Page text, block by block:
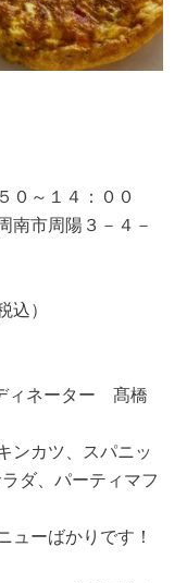
０～１４：００
南市周陽３－４－
）
ーター 髙橋
ンカツ、スパニッ
ダ、パーティマフ
ューばかりです！